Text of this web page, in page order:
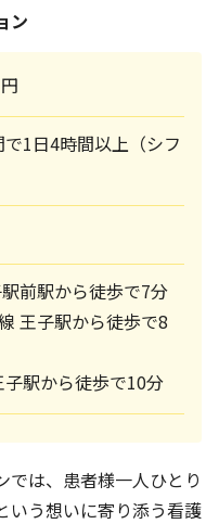
ン
1日4時間以上（シフ
前駅から徒歩で7分
王子駅から徒歩で8
駅から徒歩で10分
では、患者様一人ひとり
いう想いに寄り添う看護